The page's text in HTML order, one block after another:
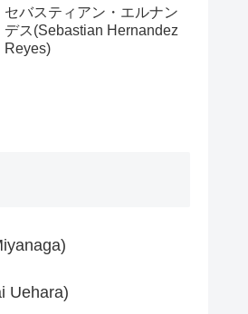
セバスティアン・エルナン
デス(Sebastian Hernandez
Reyes)
Uehara)